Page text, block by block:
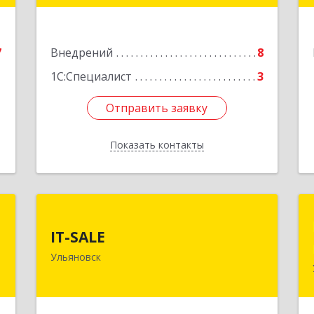
Внедрений
8
1С:Специалист
3
Отправить заявку
Показать контакты
Отправить заявку
Назад
IT-SALE
Ульяновск
Мостостроителей ул, дом № 20
Подробнее